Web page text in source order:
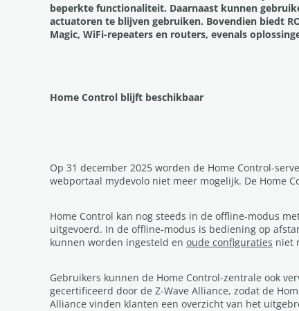
beperkte functionaliteit. Daarnaast kunnen
actuatoren te blijven gebruiken. Bovendien biedt
Magic, WiFi-repeaters en routers, evenals
Home Control blijft beschikbaar
Op 31 december 2025 worden de Home Control-
webportaal mydevolo niet meer mogelijk. De Home
Home Control kan nog steeds in de offline-modus
uitgevoerd. In de offline-modus is bediening op
kunnen worden ingesteld en oude configuraties niet
Gebruikers kunnen de Home Control-zentrale ook
gecertificeerd door de Z-Wave Alliance, zodat de
Alliance vinden klanten een overzicht van het